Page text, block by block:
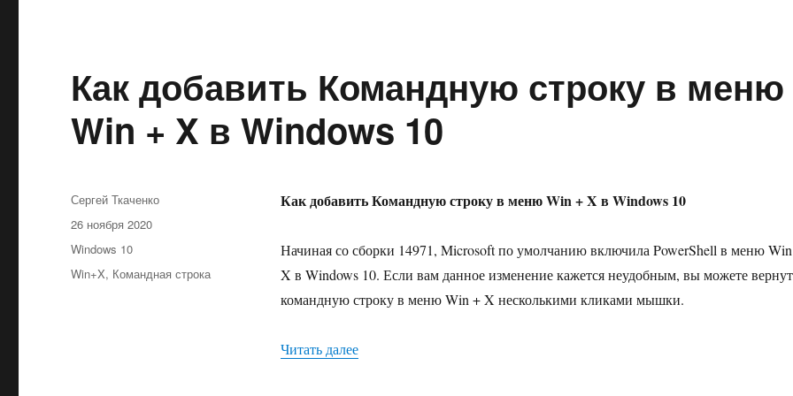
Как добавить Командную строку в меню
Win + X в Windows 10
Как добавить Командную строку в меню Win + X в Windows 10
Начиная со сборки 14971, Microsoft по умолчанию включила PowerShell в меню
X в Windows 10. Если вам данное изменение кажется неудобным, вы можете
командную строку в меню Win + X несколькими кликами мышки.
Читать далее«Как добавить Командную строку в меню Win + X в Windows 10»
Автор
Сергей Ткаченко
Опубликовано
26 ноября 2020
Рубрики
Windows 10
Метки
Win+X, Командная строка